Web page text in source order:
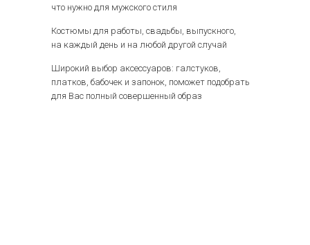
что нужно для мужского стиля
Костюмы для работы, свадьбы, выпускного,
на каждый день и на любой другой случай
Широкий выбор аксессуаров: галстуков,
платков, бабочек и запонок, поможет подобрать
для Вас полный совершенный образ